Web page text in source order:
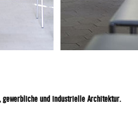
gewerbliche und industrielle Architektur.